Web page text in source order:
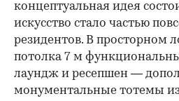
концептуальная идея
искусство стало частью
резидентов. В просторном
потолка 7 м
лаундж и ресепшен —
монументальные тотемы